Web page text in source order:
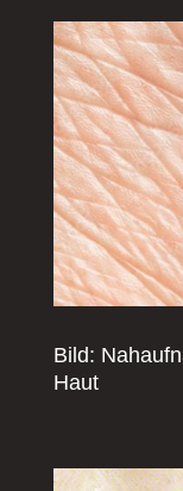
Bild:
Haut